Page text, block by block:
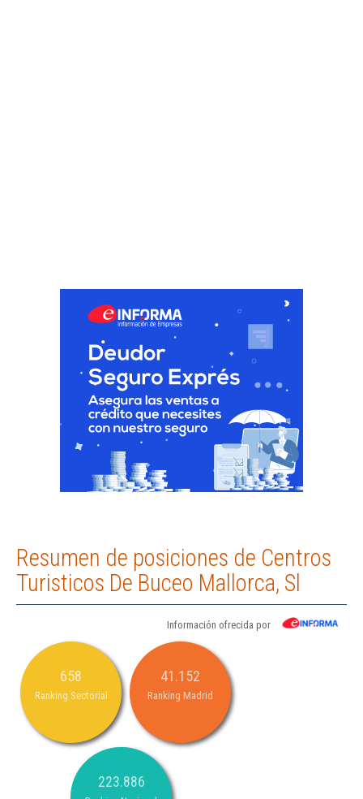
Resumen de posiciones de Centros
Turisticos De Buceo Mallorca, Sl
Información ofrecida por
658
Ranking Sectorial
41.152
Ranking Madrid
223.886